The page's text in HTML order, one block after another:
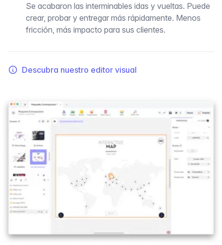
Se acabaron las interminables idas y vueltas. Puede
crear, probar y entregar más rápidamente. Menos
fricción, más impacto para sus clientes.
Descubra nuestro editor visual